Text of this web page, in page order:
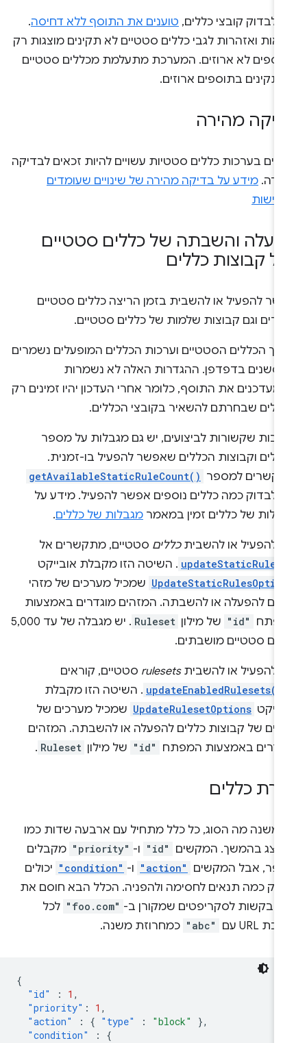
לבדוק קובצי כללים,טוענים את התוסף ללא דחיסה.
ואזהרות לגבי כללים סטטיים לא תקינים מוצגות רק
לא ארוזים. המערכת מתעלמת מכללים סטטיים
תקינים בתוספים ארוזים.
מהירה
בערכות כללים סטטיות עשויים להיות זכאים לבדיקה
מידע על בדיקה מהירה של שינויים שעומדים
והשבתה של כללים סטטיים
קבוצות כללים
להפעיל או להשבית בזמן הריצה כללים סטטיים
וגם קבוצות שלמות של כללים סטטיים.
הכללים הסטטיים וערכות הכללים המופעלים נשמרים
סשנים בדפדפן. ההגדרות האלה לא נשמרות
את התוסף, כלומר אחרי העדכון יהיו זמינים רק
שבחרתם להשאיר בקובצי הכללים.
שקשורות לביצועים, יש גם מגבלות על מספר
וקבוצות הכללים שאפשר להפעיל בו-זמנית.
למספר getAvailableStaticRuleCount()
לבדוק כמה כללים נוספים אפשר להפעיל. מידע על
של כללים זמין במאמרמגבלות של כללים.
להפעיל או להשביתכלליםסטטיים, מתקשרים אל
. השיטה הזו מקבלת אובייקט
שמכיל מערכים של מזהי
להפעלה או להשבתה. המזהים מוגדרים באמצעות
"id" של מילון Ruleset
. יש מגבלה של עד 5,000
סטטיים מושבתים.
להפעיל או להשביתrulesetsסטטיים, קוראים
updateEnabledRulesets() . השיטה הזו מקבלת
UpdateRulesetOptions שמכיל מערכים של
של קבוצות כללים להפעלה או להשבתה. המזהים
באמצעות המפתח "id" של מילון Ruleset
.
כללים
משנה מה הסוג, כל כלל מתחיל עם ארבעה שדות כמו
בהמשך. המקשים "id" ו- "priority" מקבלים
אבל המקשים "action" ו- "condition" יכולים
כמה תנאים לחסימה ולהפניה. הכלל הבא חוסם את
הבקשות לסקריפטים שמקורן ב- "foo.com" לכל
"abc" כמחרוזת משנה.
"id"
"priority"
"action"
: { "type" : "block"
"condition"